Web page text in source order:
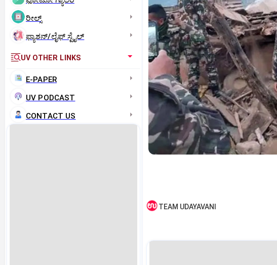
ರೀಲ್ಸ್
ಫ್ಯಾಶನ್/ಲೈಫ್‌ ಸ್ಟೈಲ್
UV OTHER LINKS
E-PAPER
UV PODCAST
CONTACT US
TEAM UDAYAVANI